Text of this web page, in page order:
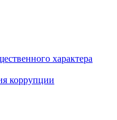
характера
коррупции